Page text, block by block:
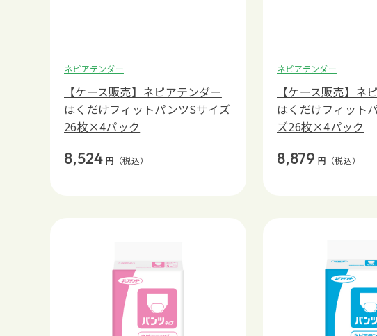
ネピアテンダー
【ケース販売】ネピアテンダー
はくだけフィットパンツSサイズ
26枚×4パック
8,524 円 （税込）
ネピアテンダー
【ケース販売】ネ
はくだけフィット
ズ26枚×4パック
8,879 円 （税込）